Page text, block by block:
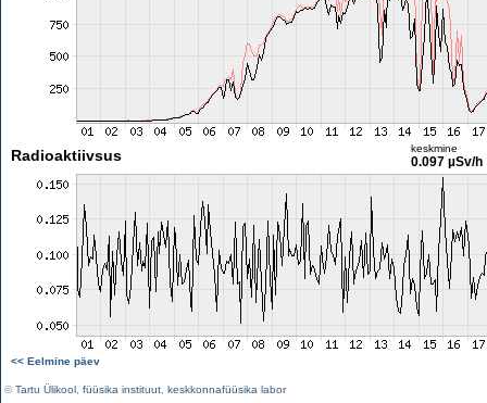
Radioaktiivsus keskmine
0.097 µSv/h
<< Eelmine päev
©Tartu Ülikool füüsika instituut keskkonnafüüsika labor